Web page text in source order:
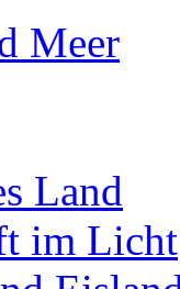
Meer
Land
im Licht